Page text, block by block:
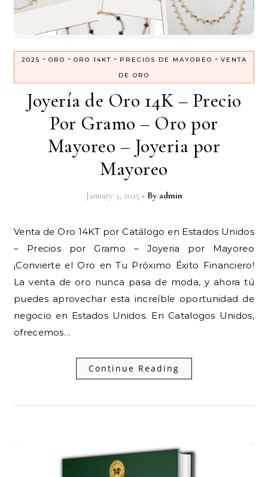
2025 - ORO - ORO 14KT - PRECIOS DE MAYOREO - VENTA
DE ORO
Joyería de Oro 14K – Precio
Por Gramo – Oro por
Mayoreo – Joyeria por
Mayoreo
January 3, 2025 - By admin
Venta de Oro 14KT por Catálogo en Estados Unidos
– Precios por Gramo – Joyeria por Mayoreo
¡Convierte el Oro en Tu Próximo Éxito Financiero!
La venta de oro nunca pasa de moda, y ahora tú
puedes aprovechar esta increíble oportunidad de
negocio en Estados Unidos. En Catalogos Unidos,
ofrecemos…
Continue Reading